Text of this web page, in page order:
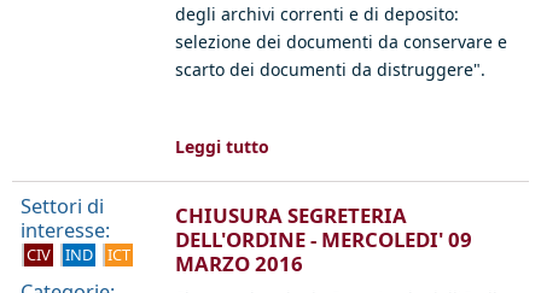
degli archivi correnti e di deposito:
selezione dei documenti da conservare e
scarto dei documenti da distruggere".
Leggi tutto
Settori di
interesse:
CIV IND ICT
CHIUSURA SEGRETERIA
DELL'ORDINE - MERCOLEDI' 09
MARZO 2016